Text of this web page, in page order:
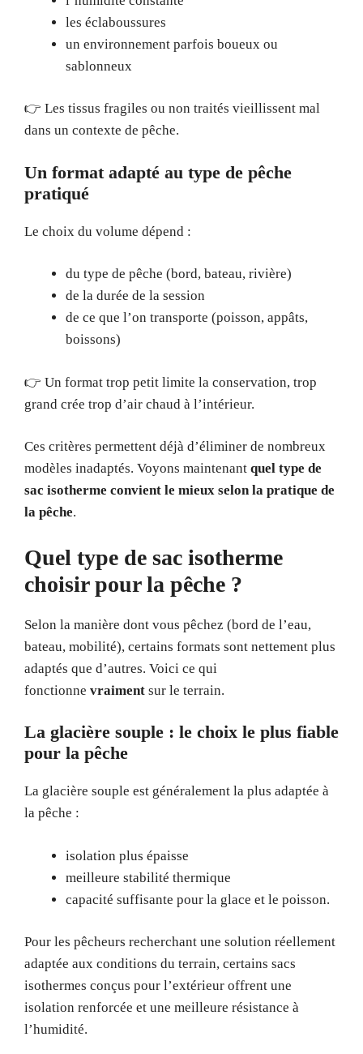
les éclaboussures
un environnement parfois boueux ou
sablonneux
👉 Les tissus fragiles ou non traités vieillissent mal
dans un contexte de pêche.
Un format adapté au type de pêche
pratiqué
Le choix du volume dépend :
du type de pêche (bord, bateau, rivière)
de la durée de la session
de ce que l’on transporte (poisson, appâts,
boissons)
👉 Un format trop petit limite la conservation, trop
grand crée trop d’air chaud à l’intérieur.
Ces critères permettent déjà d’éliminer de nombreux
modèles inadaptés. Voyons maintenant quel type de
sac isotherme convient le mieux selon la pratique de
la pêche.
Quel type de sac isotherme
choisir pour la pêche ?
Selon la manière dont vous pêchez (bord de l’eau,
bateau, mobilité), certains formats sont nettement plus
adaptés que d’autres. Voici ce qui
fonctionne vraiment sur le terrain.
La glacière souple : le choix le plus fiable
pour la pêche
La glacière souple est généralement la plus adaptée à
la pêche :
isolation plus épaisse
meilleure stabilité thermique
capacité suffisante pour la glace et le poisson.
Pour les pêcheurs recherchant une solution réellement
adaptée aux conditions du terrain, certains sacs
isothermes conçus pour l’extérieur offrent une
isolation renforcée et une meilleure résistance à
l’humidité.